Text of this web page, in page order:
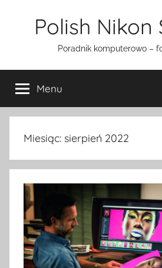
Polish Nikon
Poradnik komputerowo –
Menu
Miesiąc: sierpień 2022